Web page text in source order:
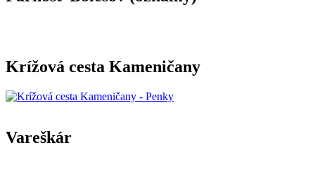
Krížová cesta Kameničany
Vareškár